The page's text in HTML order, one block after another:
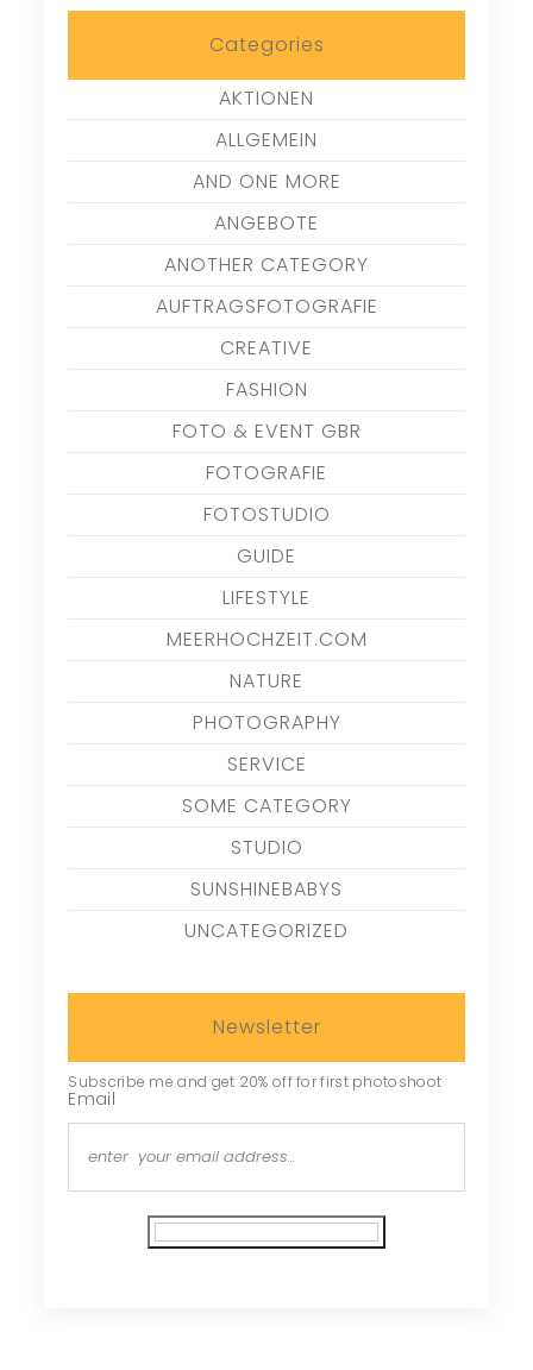
Categories
AKTIONEN
ALLGEMEIN
AND ONE MORE
ANGEBOTE
ANOTHER CATEGORY
AUFTRAGSFOTOGRAFIE
CREATIVE
FASHION
FOTO & EVENT GBR
FOTOGRAFIE
FOTOSTUDIO
GUIDE
LIFESTYLE
MEERHOCHZEIT.COM
NATURE
PHOTOGRAPHY
SERVICE
SOME CATEGORY
STUDIO
SUNSHINEBABYS
UNCATEGORIZED
Newsletter
Subscribe me and get 20% off for first photoshoot
Email